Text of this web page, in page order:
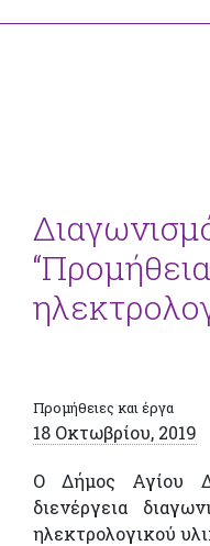
“Προμήθεια
Προμήθειες και έργα
18 Οκτωβρίου, 2019
Ο Δήμος Αγίου
διενέργεια
ηλεκτρολογικού